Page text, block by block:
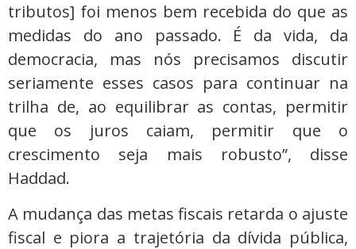
tributos] foi menos bem recebida do que as
medidas do ano passado. É da vida, da
democracia, mas nós precisamos discutir
seriamente esses casos para continuar na
trilha de, ao equilibrar as contas, permitir
que os juros caiam, permitir que o
crescimento seja mais robusto”, disse
Haddad.
A mudança das metas fiscais retarda o ajuste
fiscal e piora a trajetória da dívida pública,